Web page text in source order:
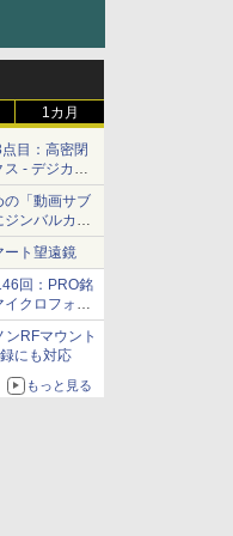
1カ月
目：高密閉
- デジカメ
の「動画サブ
ンバルカメ
ート望遠鏡
回：PRO銘
クロフォー
RFマウント
にも対応
もっと見る